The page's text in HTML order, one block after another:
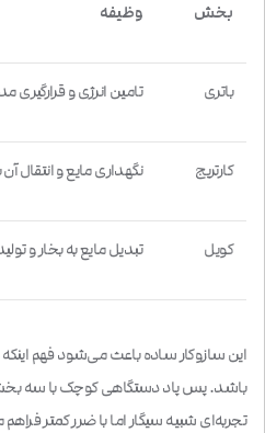
بخش وظیفه
باتری تامین انرژی و قرارگیری
کارتریج نگهداری مایع و انتقال
کویل تبدیل مایع به بخار و
این سازوکار ساده باعث می‌شود فهم
باشد. پس پاد دستگاهی کوچک با سه
تجربه‌ای شبیه سیگار اما با ضرر کمتر